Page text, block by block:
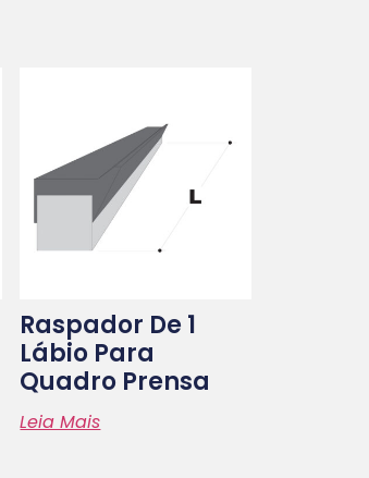
Raspador De 1
Lábio Para
Quadro Prensa
Leia Mais